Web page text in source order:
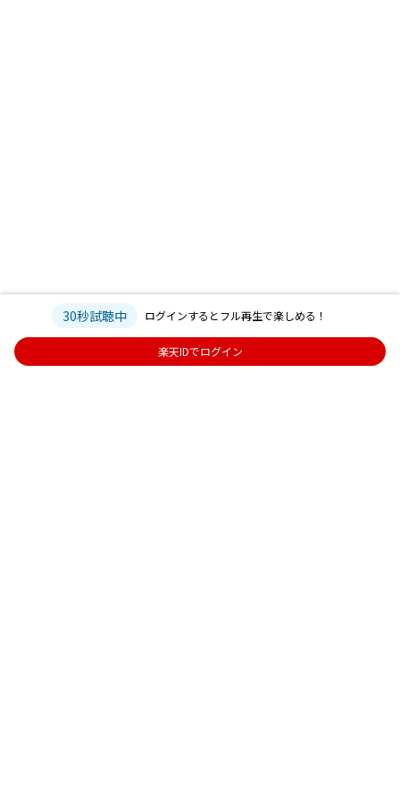
30秒試聴中 ログインするとフル再生で楽しめる！
楽天IDでログイン